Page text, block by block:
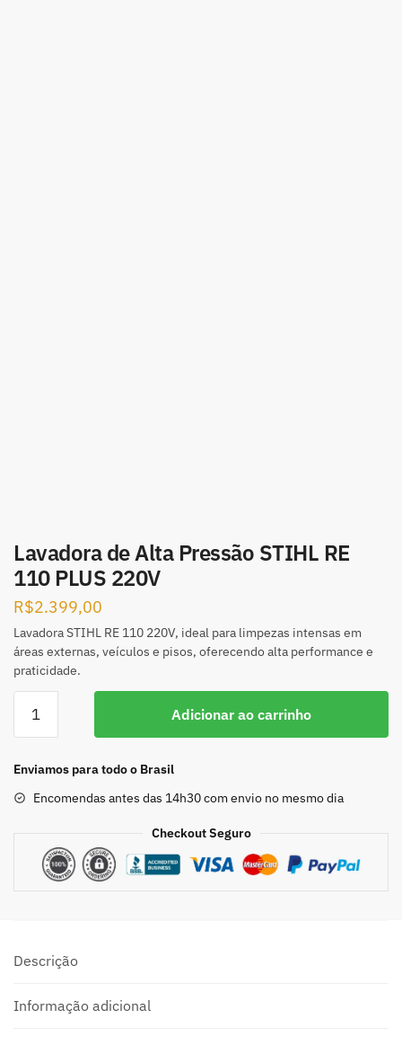
Lavadora de Alta Pressão STIHL RE
110 PLUS 220V
R$2.399,00
Lavadora STIHL RE 110 220V, ideal para limpezas intensas em
áreas externas, veículos e pisos, oferecendo alta performance e
praticidade.
Adicionar ao carrinho
Enviamos para todo o Brasil
Encomendas antes das 14h30 com envio no mesmo dia
Checkout Seguro
Descrição
Informação adicional